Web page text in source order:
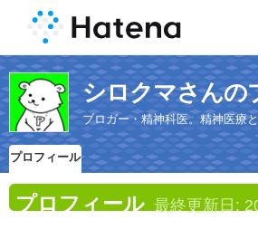
シロクマさんの
ブロガー・精神科医。精神医療
プロフィール
プロフィール 最終更新日: